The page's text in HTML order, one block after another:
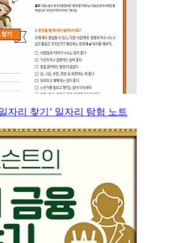
자리 찾기’ 일자리 탐험 노트